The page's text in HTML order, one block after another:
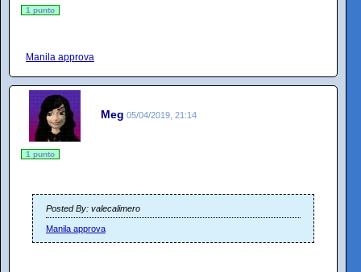
1 punto
Manila approva
Meg 05/04/2019, 21:14
1 punto
Posted By: valecalimero
Manila approva